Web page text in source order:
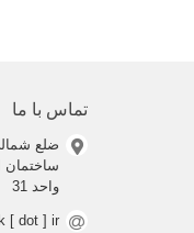
تماس با ما
ضلع
واحد 31
[ dot ] ir